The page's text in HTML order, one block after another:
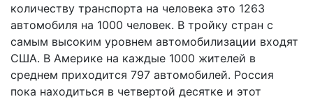
количеству транспорта на человека это 1263
автомобиля на 1000 человек. В тройку стран с
самым высоким уровнем автомобилизации входят
США. В Америке на каждые 1000 жителей в
среднем приходится 797 автомобилей. Россия
пока находиться в четвертой десятке и этот